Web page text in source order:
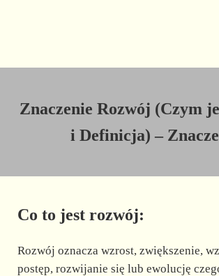
Znaczenie Rozwój (Czym
i Definicja) –
Co to jest rozwój:
Rozwój oznacza wzrost, zwiększenie,
postęp, rozwijanie się lub ewolucję